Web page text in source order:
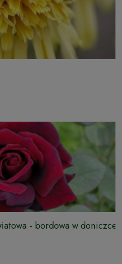
- bordowa w doniczce